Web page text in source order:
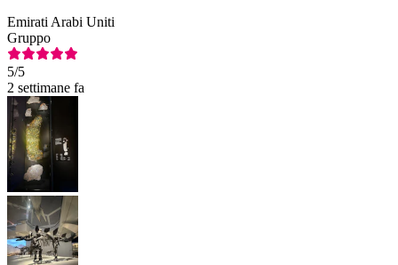
Emirati Arabi Uniti
Gruppo
5/5
2 settimane fa